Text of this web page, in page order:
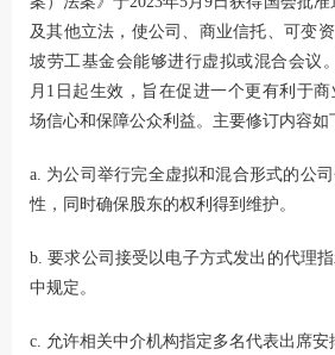
及其他立法，使公司、商业信托、可变
坡劳工基金会能够进行虚拟或混合会议
月1日起生效，旨在促进一个更有利于
场信心和保障公众利益。主要修订内容如
a. 为公司举行完全虚拟和混合形式的公
性，同时确保股东的权利得到维护。
b. 要求公司接受以电子方式发出的代理
中规定。
c. 允许相关中介机构指定多名代表出席安